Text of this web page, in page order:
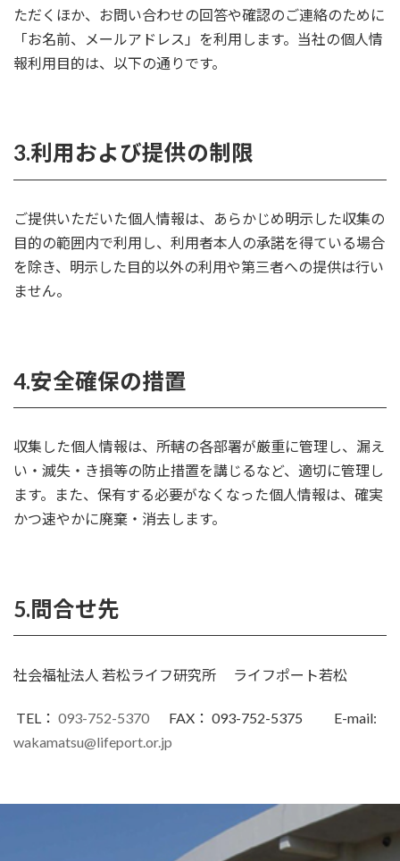
ただくほか、お問い合わせの回答や確認のご連絡のために
「お名前、メールアドレス」を利用します。当社の個人情
報利用目的は、以下の通りです。
3.利用および提供の制限
ご提供いただいた個人情報は、あらかじめ明示した収集の
目的の範囲内で利用し、利用者本人の承諾を得ている場合
を除き、明示した目的以外の利用や第三者への提供は行い
ません。
4.安全確保の措置
収集した個人情報は、所轄の各部署が厳重に管理し、漏え
い・滅失・き損等の防止措置を講じるなど、適切に管理し
ます。また、保有する必要がなくなった個人情報は、確実
かつ速やかに廃棄・消去します。
5.問合せ先
社会福祉法人 若松ライフ研究所 ライフポート若松
TEL： 093-752-5370 FAX： 093-752-5375 E-mail:
wakamatsu@lifeport.or.jp